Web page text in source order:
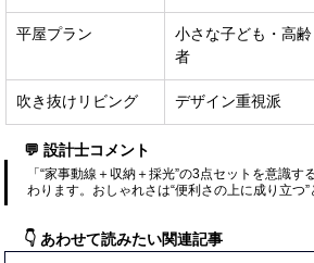
平屋プラン
小さな子ども・高齢
者
吹き抜けリビング デザイン重視派
💬 設計士コメント
「“家事動線＋収納＋採光”の3点セットを意識
わります。おしゃれさは“便利さの上に成り立つ”
👇 あわせて読みたい関連記事